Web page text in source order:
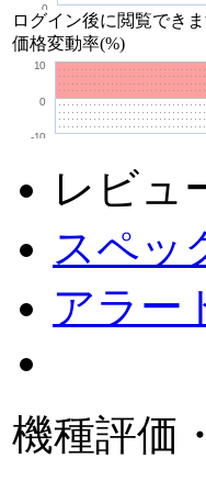
0
ログイン後に閲覧でき
価格変動率(%)
-10
0
10
レビュ
スペッ
アラー
機種評価